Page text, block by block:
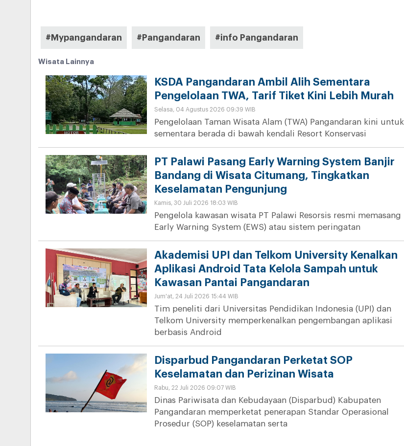
#Mypangandaran #Pangandaran #info Pangandaran
Wisata Lainnya
KSDA Pangandaran Ambil Alih Sementara
Pengelolaan TWA, Tarif Tiket Kini Lebih Murah
Selasa, 04 Agustus 2026 09:39 WIB
Pengelolaan Taman Wisata Alam (TWA) Pangandaran kini untuk
sementara berada di bawah kendali Resort Konservasi
PT Palawi Pasang Early Warning System Banjir
Bandang di Wisata Citumang, Tingkatkan
Keselamatan Pengunjung
Kamis, 30 Juli 2026 18:03 WIB
Pengelola kawasan wisata PT Palawi Resorsis resmi memasang
Early Warning System (EWS) atau sistem peringatan
Akademisi UPI dan Telkom University Kenalkan
Aplikasi Android Tata Kelola Sampah untuk
Kawasan Pantai Pangandaran
Jum'at, 24 Juli 2026 15:44 WIB
Tim peneliti dari Universitas Pendidikan Indonesia (UPI) dan
Telkom University memperkenalkan pengembangan aplikasi
berbasis Android
Disparbud Pangandaran Perketat SOP
Keselamatan dan Perizinan Wisata
Rabu, 22 Juli 2026 09:07 WIB
Dinas Pariwisata dan Kebudayaan (Disparbud) Kabupaten
Pangandaran memperketat penerapan Standar Operasional
Prosedur (SOP) keselamatan serta